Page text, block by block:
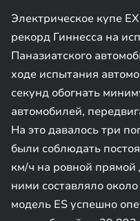
Электрическое купе
рекорд Гиннесса на
Паназиатского
ходе испытания
секунд обогнать
автомобилей,
На это давалось три
были соблюдать
км/ч на ровной прямой
ними составляло
модель ES успешно